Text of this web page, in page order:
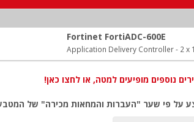
Fortinet FortiADC-600E
Application Delivery Controller - 2 x
נוספים מופיעים למטה, או לחצו כאן!
על פי שער "העברות והמחאות מכירה" של